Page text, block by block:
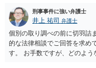
いうのが実感です。
刑事事件に強い弁護士
井上 祐司 弁護士
個別の取り調べの前に切羽詰
的な法律相談でご回答を求め
す。 お手数ですが、どのよ